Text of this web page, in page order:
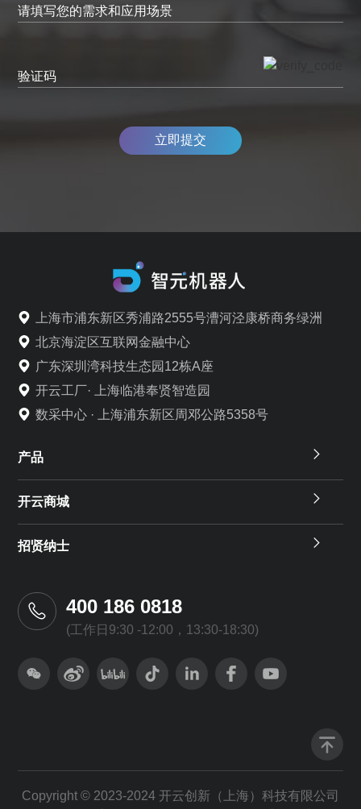
请填写您的需求和应用场景
验证码
立即提交
上海市浦东新区秀浦路2555号漕河泾康桥商务绿洲
北京海淀区互联网金融中心
广东深圳湾科技生态园12栋A座
开云工厂· 上海临港奉贤智造园
数采中心 · 上海浦东新区周邓公路5358号
产品
开云商城
招贤纳士
400 186 0818
(工作日9:30 -12:00，13:30-18:30)
Copyright © 2023-2024 开云创新（上海）科技有限公司